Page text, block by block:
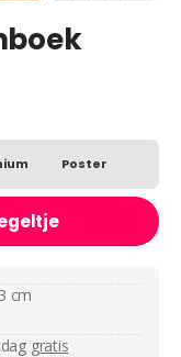
Poster
cm
gratis